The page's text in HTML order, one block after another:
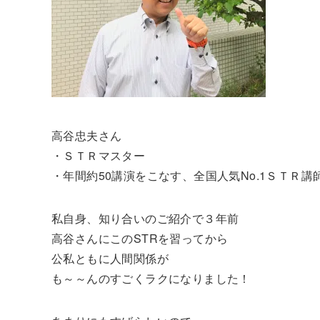
高谷忠夫さん
・ＳＴＲマスター
・年間約50講演をこなす、全国人気No.1ＳＴＲ講
私自身、知り合いのご紹介で３年前
高谷さんにこのSTRを習ってから
公私ともに人間関係が
も～～んのすごくラクになりました！